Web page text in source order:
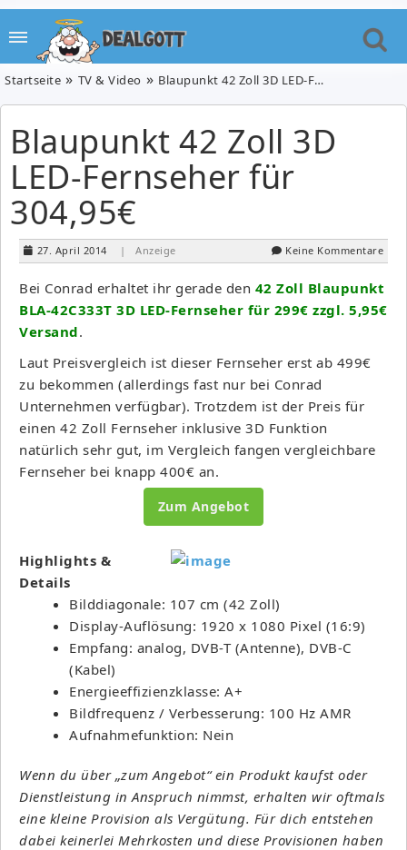
Startseite TV & Video Blaupunkt 42 Zoll 3D LED-Fernseher für 304,95€
Blaupunkt 42 Zoll 3D
LED-Fernseher für
304,95€
27. April 2014 | Anzeige Keine Kommentare
Bei Conrad erhaltet ihr gerade den 42 Zoll Blaupunkt
BLA-42C333T 3D LED-Fernseher für 299€ zzgl. 5,95€
Versand.
Laut Preisvergleich ist dieser Fernseher erst ab 499€
zu bekommen (allerdings fast nur bei Conrad
Unternehmen verfügbar). Trotzdem ist der Preis für
einen 42 Zoll Fernseher inklusive 3D Funktion
natürlich sehr gut, im Vergleich fangen vergleichbare
Fernseher bei knapp 400€ an.
Zum Angebot
Highlights &
Details
Bilddiagonale: 107 cm (42 Zoll)
Display-Auflösung: 1920 x 1080 Pixel (16:9)
Empfang: analog, DVB-T (Antenne), DVB-C
(Kabel)
Energieeffizienzklasse: A+
Bildfrequenz / Verbesserung: 100 Hz AMR
Aufnahmefunktion: Nein
Wenn du über „zum Angebot“ ein Produkt kaufst oder
Dienstleistung in Anspruch nimmst, erhalten wir oftmals
eine kleine Provision als Vergütung. Für dich entstehen
dabei keinerlei Mehrkosten und diese Provisionen haben